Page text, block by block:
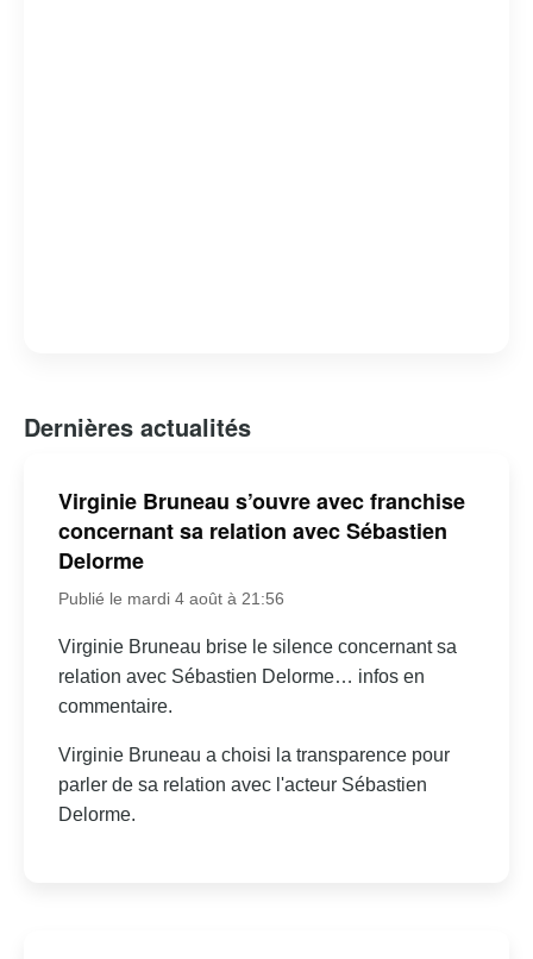
Dernières actualités
Virginie Bruneau s’ouvre avec franchise
concernant sa relation avec Sébastien
Delorme
Publié le mardi 4 août à 21:56
Virginie Bruneau brise le silence concernant sa
relation avec Sébastien Delorme… infos en
commentaire.
Virginie Bruneau a choisi la transparence pour
parler de sa relation avec l'acteur Sébastien
Delorme.